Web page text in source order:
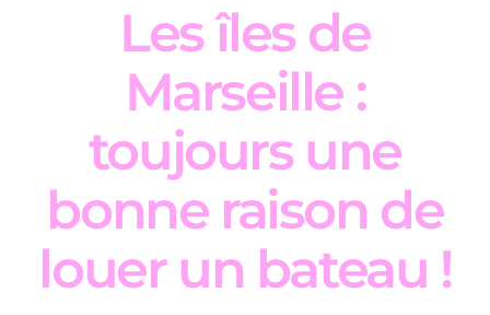
Les îles de
Marseille :
toujours une
bonne raison de
louer un bateau !